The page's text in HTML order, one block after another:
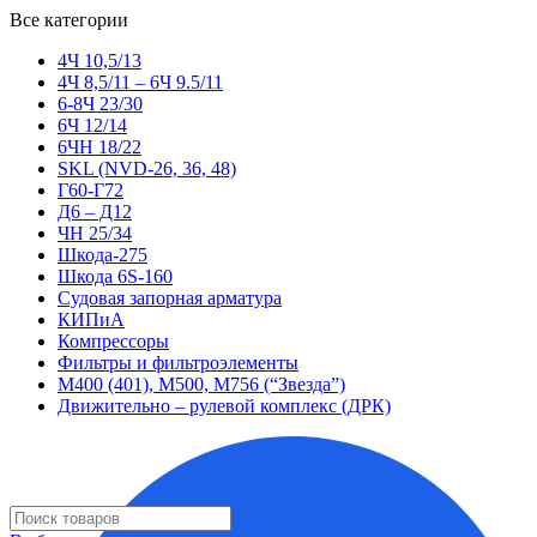
Все категории
4Ч 10,5/13
4Ч 8,5/11 – 6Ч 9.5/11
6-8Ч 23/30
6Ч 12/14
6ЧН 18/22
SKL (NVD-26, 36, 48)
Г60-Г72
Д6 – Д12
ЧН 25/34
Шкода-275
Шкода 6S-160
Судовая запорная арматура
КИПиА
Компрессоры
Фильтры и фильтроэлементы
М400 (401), М500, М756 (“Звезда”)
Движительно – рулевой комплекс (ДРК)